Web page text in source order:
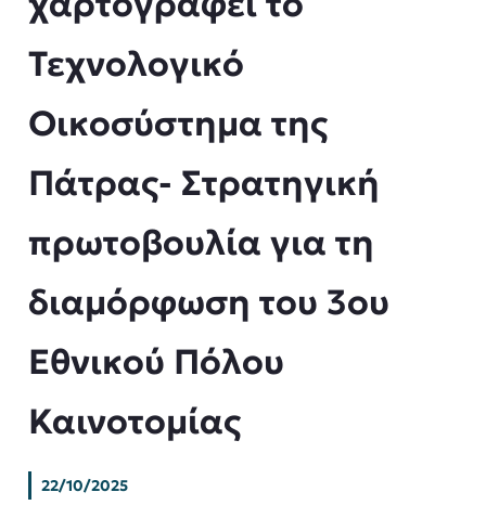
Τεχνολογικό
Οικοσύστημα της
Πάτρας- Στρατηγική
πρωτοβουλία για τη
διαμόρφωση του 3ου
Εθνικού Πόλου
Καινοτομίας
22/10/2025